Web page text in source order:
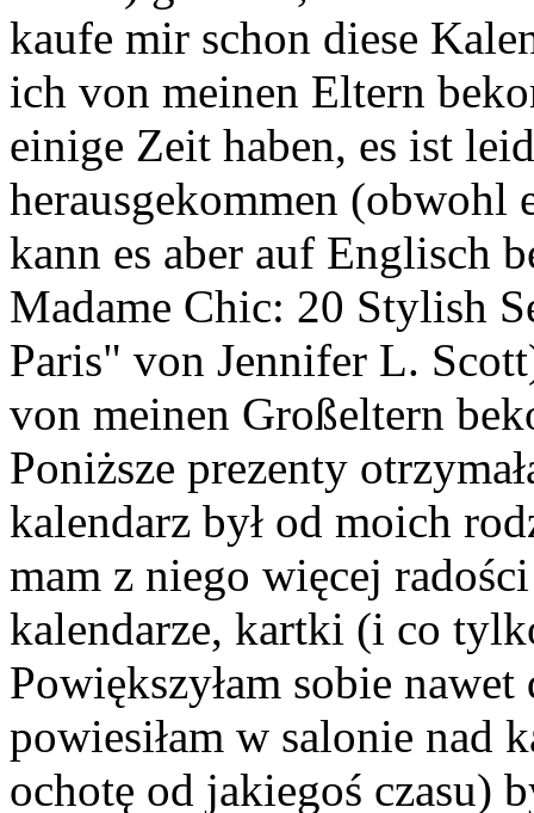
kaufe mir schon diese
ich von meinen Eltern
einige Zeit haben, es ist
herausgekommen (obwohl
kann es aber auf Englisch
Madame Chic: 20 Stylish
Paris" von Jennifer L.
von meinen Großeltern
Poniższe prezenty
kalendarz był od moich
mam z niego więcej
kalendarze, kartki (i co
Powiększyłam sobie
powiesiłam w salonie nad
ochotę od jakiegoś czasu)